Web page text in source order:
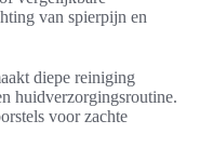
van spierpijn en
diepe reiniging
huidverzorgingsroutine.
voor zachte